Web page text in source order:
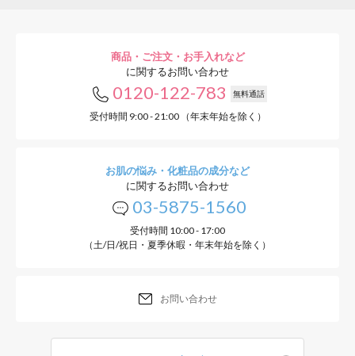
商品・ご注文・お手入れなど
に関するお問い合わせ
0120-122-783 無料通話
受付時間 9:00 - 21:00 （年末年始を除く）
お肌の悩み・化粧品の成分など
に関するお問い合わせ
03-5875-1560
受付時間 10:00 - 17:00
（土/日/祝日・夏季休暇・年末年始を除く）
お問い合わせ